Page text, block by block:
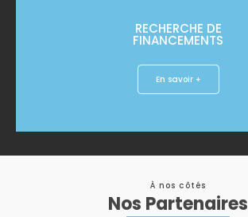
RECHERCHE DE
FINANCEMENTS
En savoir +
À nos côtés
Nos Partenaires